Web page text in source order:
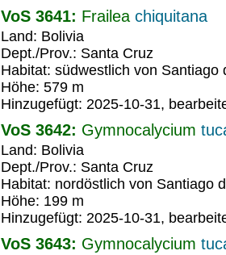
VoS 3641: Frailea chiquitana
Land: Bolivia
Dept./Prov.: Santa Cruz
Habitat: südwestlich von Santiago
Höhe: 579 m
Hinzugefügt: 2025-10-31,
VoS 3642: Gymnocalycium
Land: Bolivia
Dept./Prov.: Santa Cruz
Habitat: nordöstlich von Santiago
Höhe: 199 m
Hinzugefügt: 2025-10-31,
VoS 3643: Gymnocalycium